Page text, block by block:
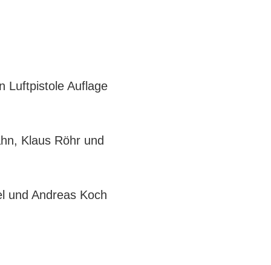
Luftpistole Auflage
Klaus Röhr und
und Andreas Koch